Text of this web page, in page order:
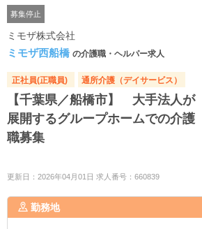
募集停止
ミモザ株式会社
ミモザ西船橋 の介護職・ヘルパー求人
正社員(正職員) 通所介護（デイサービス）
【千葉県／船橋市】 大手法人が
展開するグループホームでの介護
職募集
更新日：2026年04月01日 求人番号：660839
勤務地